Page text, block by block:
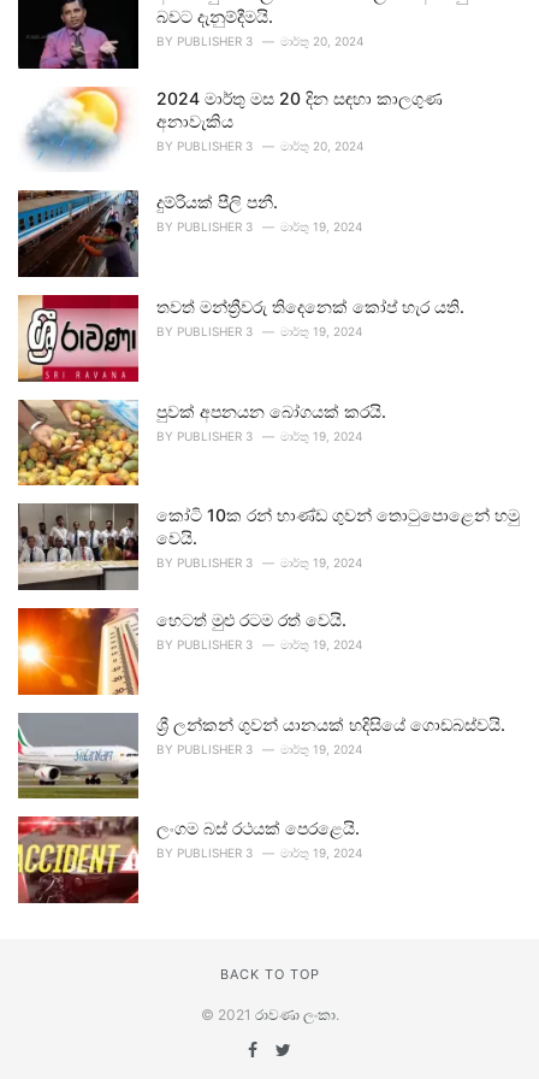
බවට දැනුම්දීමයි.
BY PUBLISHER 3 මාර්තු 20, 2024
2024 මාර්තු මස 20 දින සඳහා කාලගුණ
අනාවැකිය
BY PUBLISHER 3 මාර්තු 20, 2024
දුම්රියක් පීලි පනී.
BY PUBLISHER 3 මාර්තු 19, 2024
තවත් මන්ත්‍රීවරු තිදෙනෙක් කෝප් හැර යති.
BY PUBLISHER 3 මාර්තු 19, 2024
පුවක් අපනයන බෝගයක් කරයි.
BY PUBLISHER 3 මාර්තු 19, 2024
කෝටි 10ක රන් භාණ්ඩ ගුවන් තොටුපොළෙන් හමු
වෙයි.
BY PUBLISHER 3 මාර්තු 19, 2024
හෙටත් මුළු රටම රත් වෙයි.
BY PUBLISHER 3 මාර්තු 19, 2024
ශ්‍රී ලන්කන් ගුවන් යානයක් හදිසියේ ගොඩබස්වයි.
BY PUBLISHER 3 මාර්තු 19, 2024
ලංගම බස් රථයක් පෙරළෙයි.
BY PUBLISHER 3 මාර්තු 19, 2024
BACK TO TOP
© 2021 රාවණා ලංකා.